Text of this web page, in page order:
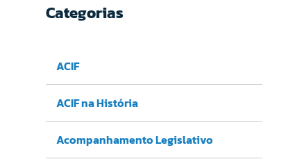
Categorias
ACIF
ACIF na História
Acompanhamento Legislativo